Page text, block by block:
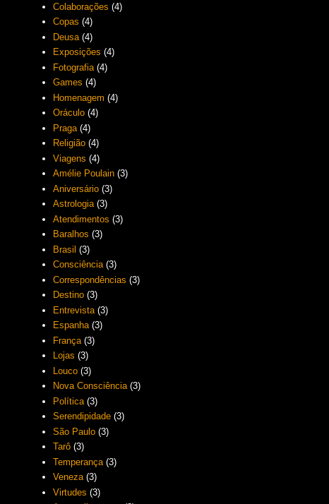
Colaborações (4)
Copas (4)
Deusa (4)
Exposições (4)
Fotografia (4)
Games (4)
Homenagem (4)
Oráculo (4)
Praga (4)
Religião (4)
Viagens (4)
Amélie Poulain (3)
Aniversário (3)
Astrologia (3)
Atendimentos (3)
Baralhos (3)
Brasil (3)
Consciência (3)
Correspondências (3)
Destino (3)
Entrevista (3)
Espanha (3)
França (3)
Lojas (3)
Louco (3)
Nova Consciência (3)
Política (3)
Serendipidade (3)
São Paulo (3)
Tarô (3)
Temperança (3)
Veneza (3)
Virtudes (3)